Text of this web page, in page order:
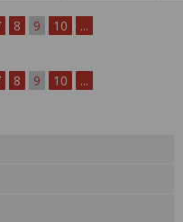
8 9 10 ...
8 9 10 ...